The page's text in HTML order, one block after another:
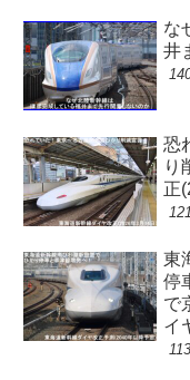
な
井
恐
り
正
東
停
で
イ